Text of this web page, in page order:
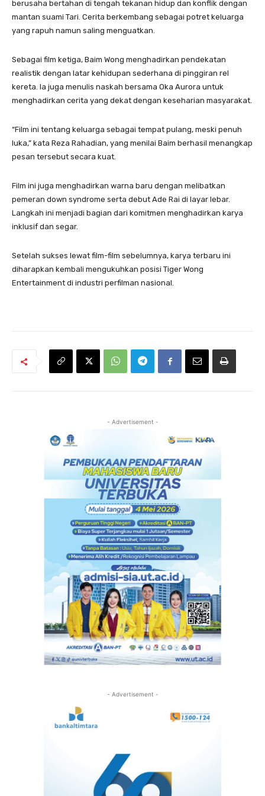
berusaha bertahan di tengah tekanan hidup dan konflik dengan
mantan suami Tari. Cerita berkembang sebagai potret keluarga
yang rapuh namun saling menguatkan.
Sebagai film ketiga, Baim Wong menghadirkan pendekatan
realistik dengan latar kehidupan sederhana di pinggiran rel
kereta. Ia juga menulis naskah bersama Oka Aurora untuk
menghadirkan cerita yang dekat dengan keseharian masyarakat.
“Film ini tentang keluarga sebagai tempat pulang, meski penuh
luka,” kata Reza Rahadian, yang menilai Baim berhasil menangkap
pesan tersebut secara kuat.
Film ini juga menghadirkan warna baru dengan melibatkan
pemeran down syndrome serta debut Ade Rai di layar lebar.
Langkah ini menjadi bagian dari komitmen menghadirkan karya
inklusif dan segar.
Setelah sukses lewat film-film sebelumnya, karya terbaru ini
diharapkan kembali mengukuhkan posisi Tiger Wong
Entertainment di industri perfilman nasional.
- Advertisement -
- Advertisement -